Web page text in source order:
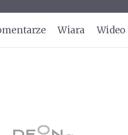
Wiara Wideo